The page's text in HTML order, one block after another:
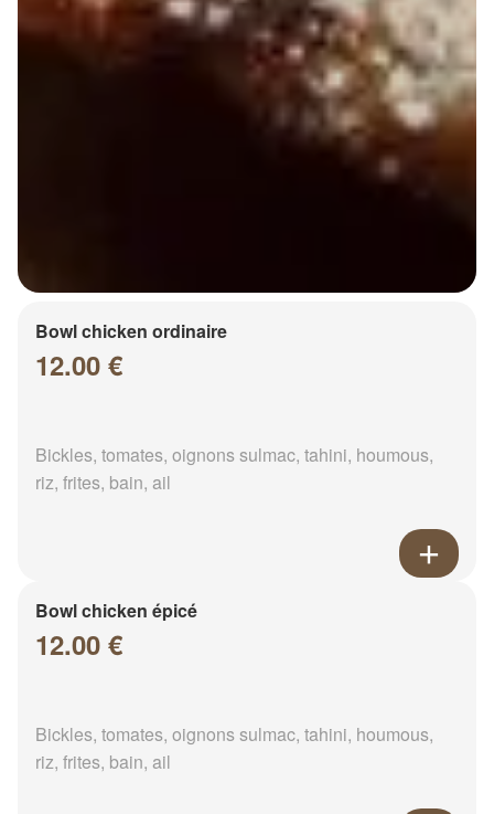
Bowl chicken ordinaire
12.00 €
Bickles, tomates, oignons sulmac, tahini, houmous,
riz, frites, bain, ail
Bowl chicken épicé
12.00 €
Bickles, tomates, oignons sulmac, tahini, houmous,
riz, frites, bain, ail